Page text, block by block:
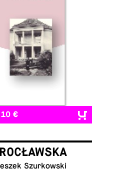
10 €
Szurkowski